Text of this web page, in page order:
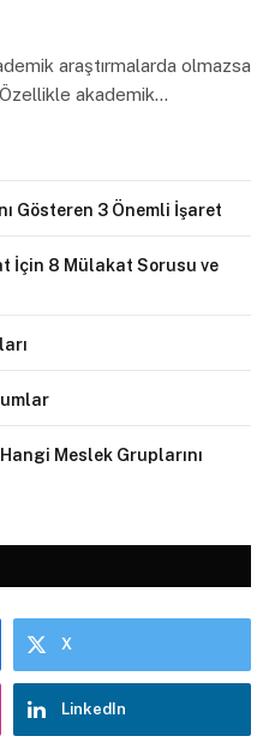
araştırmalarda olmazsa
akademik…
Gösteren 3 Önemli İşaret
İçin 8 Mülakat Sorusu ve
Meslek Gruplarını
X
LinkedIn